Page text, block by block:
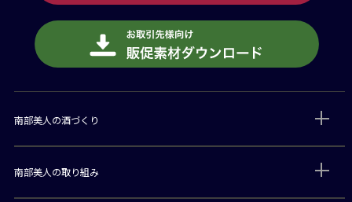
南部美人の酒づくり
南部美人の取り組み